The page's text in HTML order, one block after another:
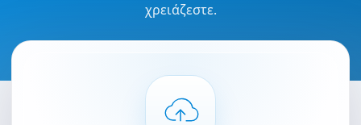
χρειάζεστε.